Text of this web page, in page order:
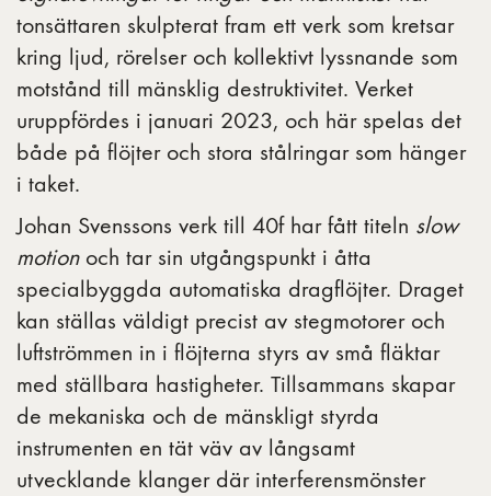
tonsättaren skulpterat fram ett verk som kretsar
kring ljud, rörelser och kollektivt lyssnande som
motstånd till mänsklig destruktivitet. Verket
uruppfördes i januari 2023, och här spelas det
både på flöjter och stora stålringar som hänger
i taket.
Johan Svenssons verk till 40f har fått titeln slow
motion och tar sin utgångspunkt i åtta
specialbyggda automatiska dragflöjter. Draget
kan ställas väldigt precist av stegmotorer och
luftströmmen in i flöjterna styrs av små fläktar
med ställbara hastigheter. Tillsammans skapar
de mekaniska och de mänskligt styrda
instrumenten en tät väv av långsamt
utvecklande klanger där interferensmönster